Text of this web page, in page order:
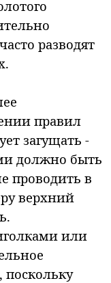
разводят
правил
загущать -
должно быть
проводить в
верхний
или
поскольку